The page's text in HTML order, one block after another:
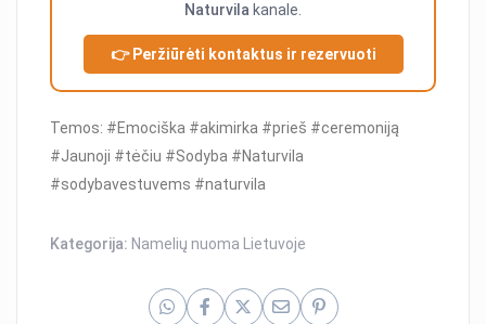
Naturvila kanale.
👉 Peržiūrėti kontaktus ir rezervuoti
Temos: #Emociška #akimirka #prieš #ceremoniją
#Jaunoji #tėčiu #Sodyba #Naturvila
#sodybavestuvems #naturvila
Kategorija: Namelių nuoma Lietuvoje